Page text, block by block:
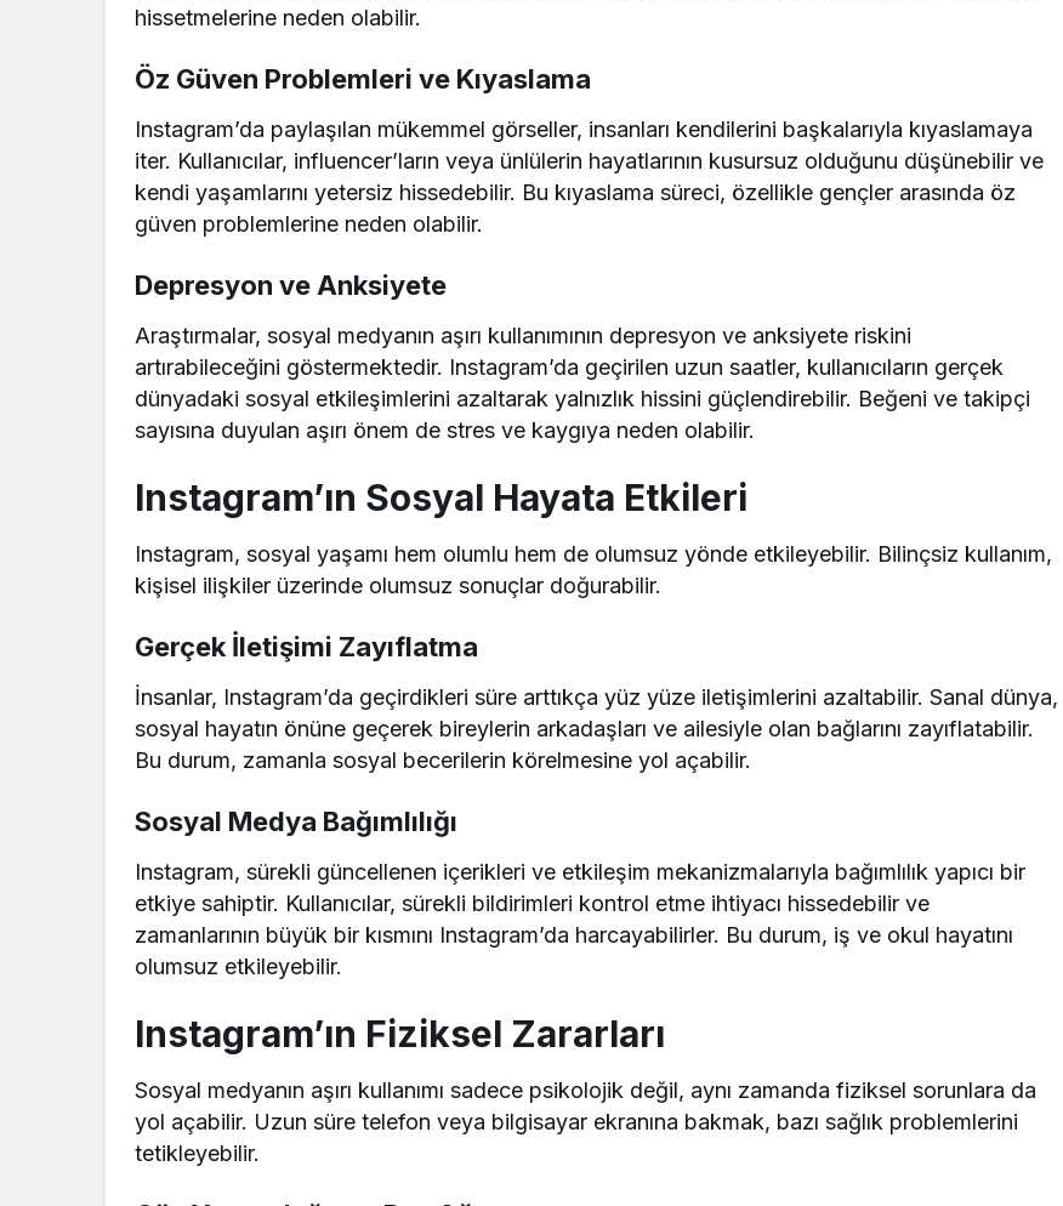
hissetmelerine neden olabilir.
Öz Güven Problemleri ve Kıyaslama
Instagram’da paylaşılan mükemmel görseller, insanları kendilerini başkalarıyla kıyaslamaya
iter. Kullanıcılar, influencer’ların veya ünlülerin hayatlarının kusursuz olduğunu düşünebilir ve
kendi yaşamlarını yetersiz hissedebilir. Bu kıyaslama süreci, özellikle gençler arasında öz
güven problemlerine neden olabilir.
Depresyon ve Anksiyete
Araştırmalar, sosyal medyanın aşırı kullanımının depresyon ve anksiyete riskini
artırabileceğini göstermektedir. Instagram’da geçirilen uzun saatler, kullanıcıların gerçek
dünyadaki sosyal etkileşimlerini azaltarak yalnızlık hissini güçlendirebilir. Beğeni ve takipçi
sayısına duyulan aşırı önem de stres ve kaygıya neden olabilir.
Instagram’ın Sosyal Hayata Etkileri
Instagram, sosyal yaşamı hem olumlu hem de olumsuz yönde etkileyebilir. Bilinçsiz kullanım,
kişisel ilişkiler üzerinde olumsuz sonuçlar doğurabilir.
Gerçek İletişimi Zayıflatma
İnsanlar, Instagram’da geçirdikleri süre arttıkça yüz yüze iletişimlerini azaltabilir. Sanal dünya,
sosyal hayatın önüne geçerek bireylerin arkadaşları ve ailesiyle olan bağlarını zayıflatabilir.
Bu durum, zamanla sosyal becerilerin körelmesine yol açabilir.
Sosyal Medya Bağımlılığı
Instagram, sürekli güncellenen içerikleri ve etkileşim mekanizmalarıyla bağımlılık yapıcı bir
etkiye sahiptir. Kullanıcılar, sürekli bildirimleri kontrol etme ihtiyacı hissedebilir ve
zamanlarının büyük bir kısmını Instagram’da harcayabilirler. Bu durum, iş ve okul hayatını
olumsuz etkileyebilir.
Instagram’ın Fiziksel Zararları
Sosyal medyanın aşırı kullanımı sadece psikolojik değil, aynı zamanda fiziksel sorunlara da
yol açabilir. Uzun süre telefon veya bilgisayar ekranına bakmak, bazı sağlık problemlerini
tetikleyebilir.